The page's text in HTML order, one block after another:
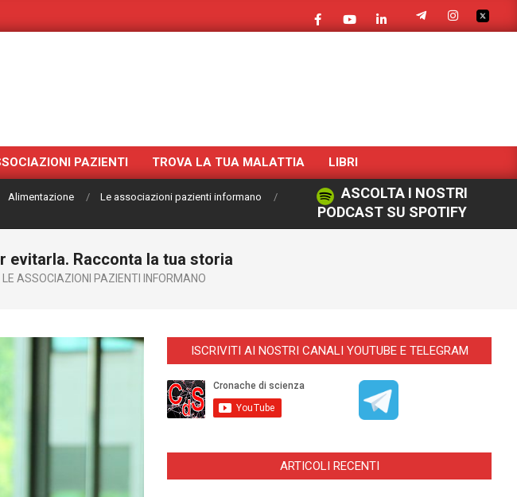
PAZIENTI TROVA LA TUA MALATTIA LIBRI
Alimentazione
Le associazioni pazienti informano
ASCOLTA I NOSTRI
PODCAST SU SPOTIFY
evitarla. Racconta la tua storia
LE ASSOCIAZIONI PAZIENTI INFORMANO
ISCRIVITI AI NOSTRI CANALI YOUTUBE E TELEGRAM
ARTICOLI RECENTI